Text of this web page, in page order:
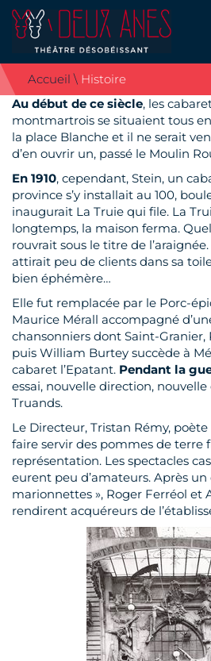
L’équipe
Histoire
Galerie
A
PRODUITS
Les livres des
Les DVD
PRATIQUE
Accueil \ Histoire
Au début de ce siècle, les
montmartrois se situaient tous
la place Blanche et il ne serait
d’en ouvrir un, passé le Moulin
En 1910, cependant, Stein, un
province s’y installait au 100,
inaugurait La Truie qui file. La
longtemps, la maison ferma.
rouvrait sous le titre de
attirait peu de clients dans sa
bien éphémère…
Elle fut remplacée par le Porc-
Maurice Mérall accompagné
chansonniers dont Saint-Granier,
puis William Burtey succède à
cabaret l’Epatant. Pendant la
essai, nouvelle direction, nouvelle
Truands.
Le Directeur, Tristan Rémy,
faire servir des pommes de terre
représentation. Les spectacles
eurent peu d’amateurs. Après un
marionnettes », Roger Ferréol et
rendirent acquéreurs de